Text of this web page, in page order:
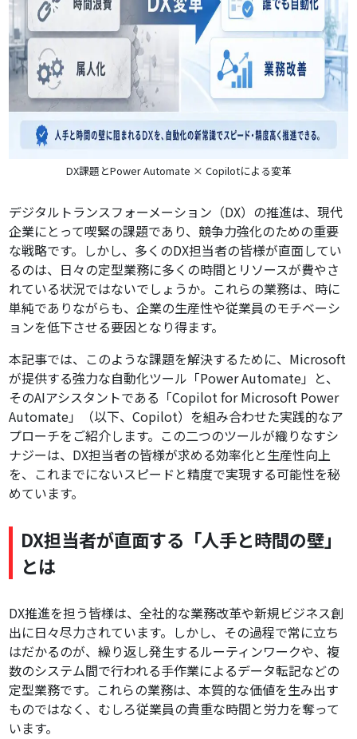
DX課題とPower Automate × Copilotによる変革
デジタルトランスフォーメーション（DX）の推進は、現代
企業にとって喫緊の課題であり、競争力強化のための重要
な戦略です。しかし、多くのDX担当者の皆様が直面してい
るのは、日々の定型業務に多くの時間とリソースが費やさ
れている状況ではないでしょうか。これらの業務は、時に
単純でありながらも、企業の生産性や従業員のモチベーシ
ョンを低下させる要因となり得ます。
本記事では、このような課題を解決するために、Microsoft
が提供する強力な自動化ツール「Power Automate」と、
そのAIアシスタントである「Copilot for Microsoft Power
Automate」（以下、Copilot）を組み合わせた実践的なア
プローチをご紹介します。この二つのツールが織りなすシ
ナジーは、DX担当者の皆様が求める効率化と生産性向上
を、これまでにないスピードと精度で実現する可能性を秘
めています。
DX担当者が直面する「人手と時間の壁」
とは
DX推進を担う皆様は、全社的な業務改革や新規ビジネス創
出に日々尽力されています。しかし、その過程で常に立ち
はだかるのが、繰り返し発生するルーティンワークや、複
数のシステム間で行われる手作業によるデータ転記などの
定型業務です。これらの業務は、本質的な価値を生み出す
ものではなく、むしろ従業員の貴重な時間と労力を奪って
います。